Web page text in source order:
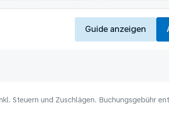
Guide anzeigen
Steuern und Zuschlägen. Buchungsgebühr